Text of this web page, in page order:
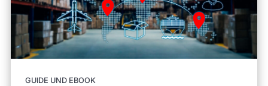
GUIDE UND EBOOK